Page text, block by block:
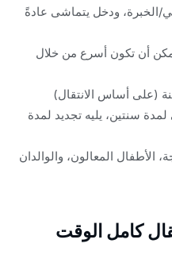
الخبرة، ودخل يتماشى عادةً
2-4 أشهر (يمكن أن تكون أسرع من خلال
سنتين، يليه تجديد لمدة
الأطفال المعالون، والوالدان